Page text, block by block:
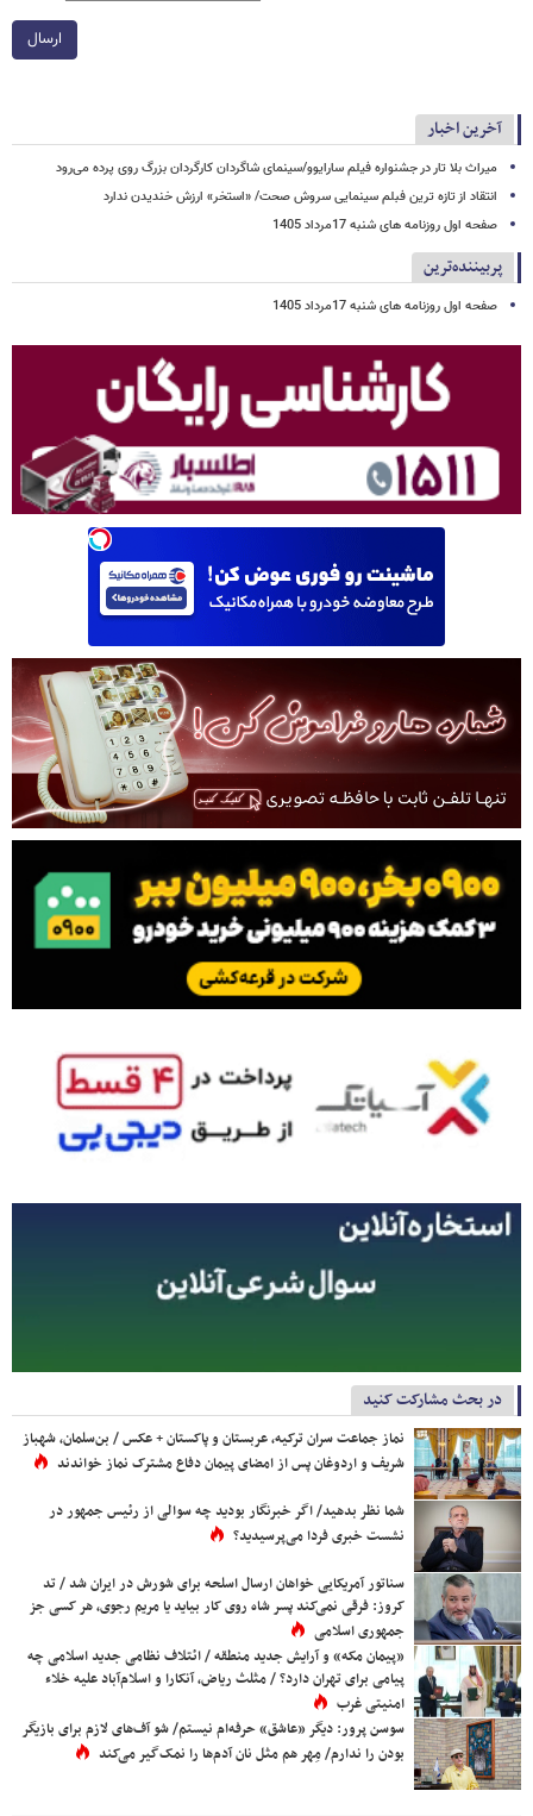
ارسال
آخرین اخبار
میراث بلا تار در جشنواره فیلم سارایوو/سینمای شاگردان کارگردان بزرگ روی پرده می‌رود
انتقاد از تازه ترین فبلم سینمایی سروش صحت/ «استخر» ارزش خندیدن ندارد
صفحه اول روزنامه های شنبه 17مرداد 1405
پربیننده‌ترین
صفحه اول روزنامه های شنبه 17مرداد 1405
در بحث مشارکت کنید
نماز جماعت سران ترکیه، عربستان و پاکستان + عکس / بن‌سلمان، شهباز
شریف و اردوغان پس از امضای پیمان دفاع مشترک نماز خواندند
شما نظر بدهید/ اگر خبرنگار بودید چه سوالی از رئیس جمهور در
نشست خبری فردا می‌پرسیدید؟
سناتور آمریکایی خواهان ارسال اسلحه برای شورش در ایران شد / تد
کروز: فرقی نمی‌کند پسر شاه روی کار بیاید یا مریم رجوی، هر کسی جز
جمهوری اسلامی
«پیمان مکه» و آرایش جدید منطقه / ائتلاف نظامی جدید اسلامی چه
پیامی برای تهران دارد؟ / مثلث ریاض، آنکارا و اسلام‌آباد علیه خلاء
امنیتی غرب
سوسن پرور: دیگر «عاشق» حرفه‌ام نیستم/ شو آف‌های لازم برای بازیگر
بودن را ندارم/ مِهر هم مثل نان آدم‌ها را نمک‌گیر می‌کند